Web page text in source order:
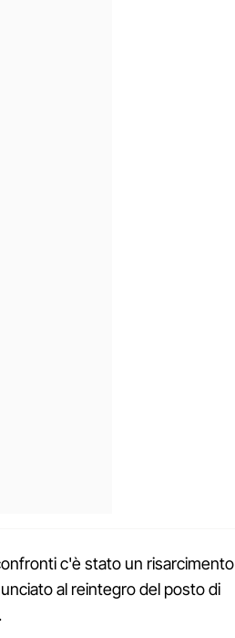
c'è stato un risarcimento
al reintegro del posto di
.